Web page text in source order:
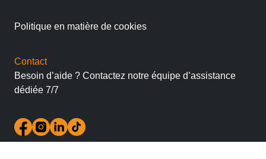
Politique en matière de cookies
Contact
Besoin d’aide ? Contactez notre équipe d’assistance
dédiée 7/7